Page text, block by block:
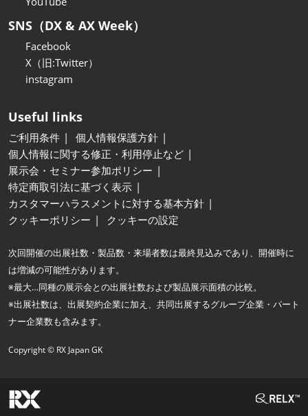
SNS（DX & AX Week）
Facebook
X（旧:Twitter）
instagram
Useful links
ご利用条件
個人情報保護方針
個人情報に関する修正・利用停止など
展示会・セミナー参加ポリシー
特定商取引法に基づく表示
カスタマーハラスメントに対する基本方針
クッキーポリシー
クッキーの設定
次回開催の出展社数・製品数・来場者数は最終見込みであり、開催時に
は増減の可能性があります。
※最大…同種の展示会との出展社数および製品展示面積の比較。
※出展社数は、出展契約企業に加え、共同出展するグループ企業・パート
ナー企業数も含みます。
Copyright © RX Japan GK